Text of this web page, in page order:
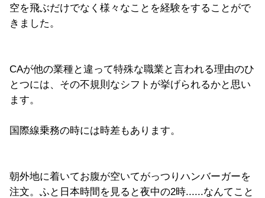
空を飛ぶだけでなく様々なことを経験をすることがで
きました。
CAが他の業種と違って特殊な職業と言われる理由のひ
とつには、その不規則なシフトが挙げられるかと思い
ます。
国際線乗務の時には時差もあります。
朝外地に着いてお腹が空いてがっつりハンバーガーを
注文。ふと日本時間を見ると夜中の2時......なんてこと